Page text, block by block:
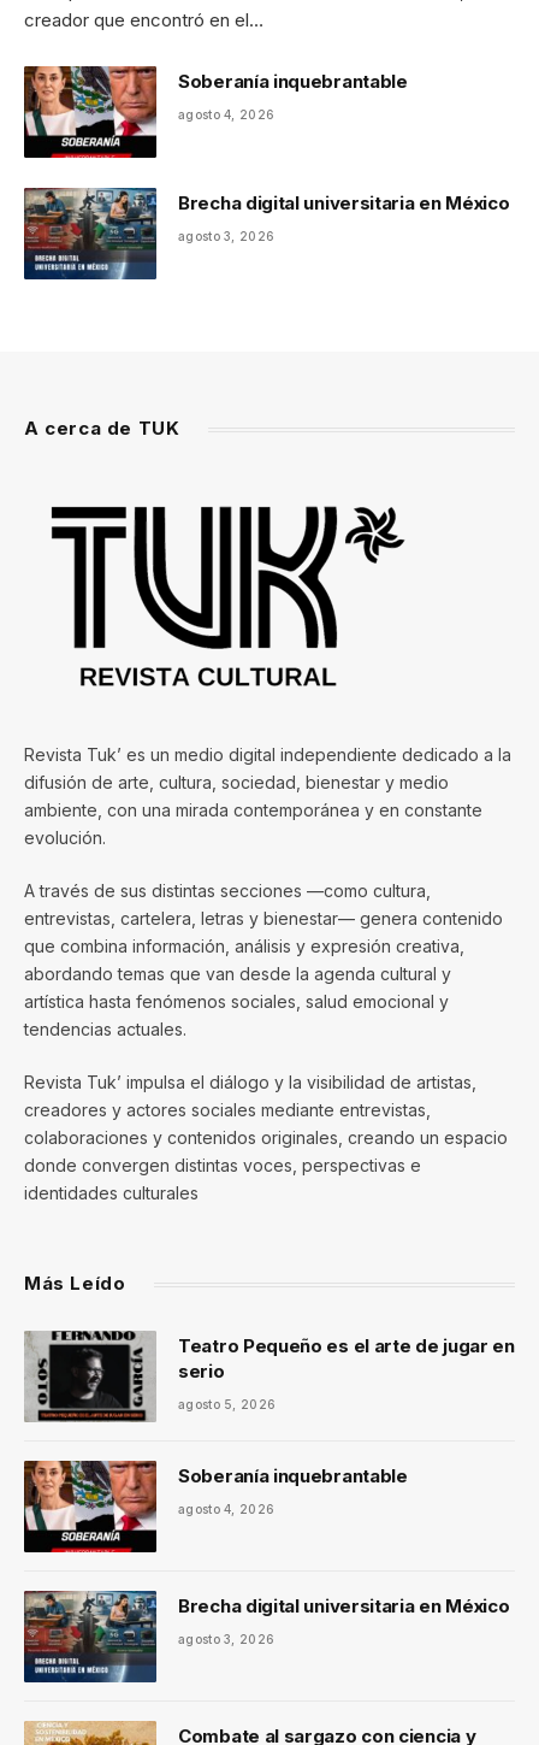
creador que encontró en el…
Soberanía inquebrantable
agosto 4, 2026
Brecha digital universitaria en México
agosto 3, 2026
A cerca de TUK
Revista Tuk’ es un medio digital independiente dedicado a la
difusión de arte, cultura, sociedad, bienestar y medio
ambiente, con una mirada contemporánea y en constante
evolución.
A través de sus distintas secciones —como cultura,
entrevistas, cartelera, letras y bienestar— genera contenido
que combina información, análisis y expresión creativa,
abordando temas que van desde la agenda cultural y
artística hasta fenómenos sociales, salud emocional y
tendencias actuales.
Revista Tuk’ impulsa el diálogo y la visibilidad de artistas,
creadores y actores sociales mediante entrevistas,
colaboraciones y contenidos originales, creando un espacio
donde convergen distintas voces, perspectivas e
identidades culturales
Más Leído
Teatro Pequeño es el arte de jugar en
serio
agosto 5, 2026
Soberanía inquebrantable
agosto 4, 2026
Brecha digital universitaria en México
agosto 3, 2026
Combate al sargazo con ciencia y